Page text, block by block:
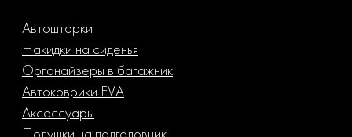
Автошторки
Накидки на сиденья
Органайзеры в багажник
Автоковрики EVA
Аксессуары